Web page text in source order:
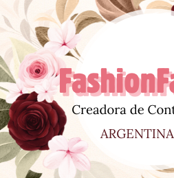
al
contenido